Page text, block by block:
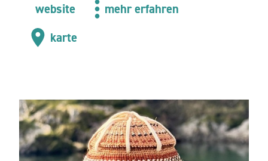
website
mehr erfahren
karte